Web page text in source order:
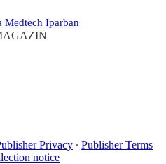
Medtech Iparban
Privacy ∙ Publisher Terms
notice